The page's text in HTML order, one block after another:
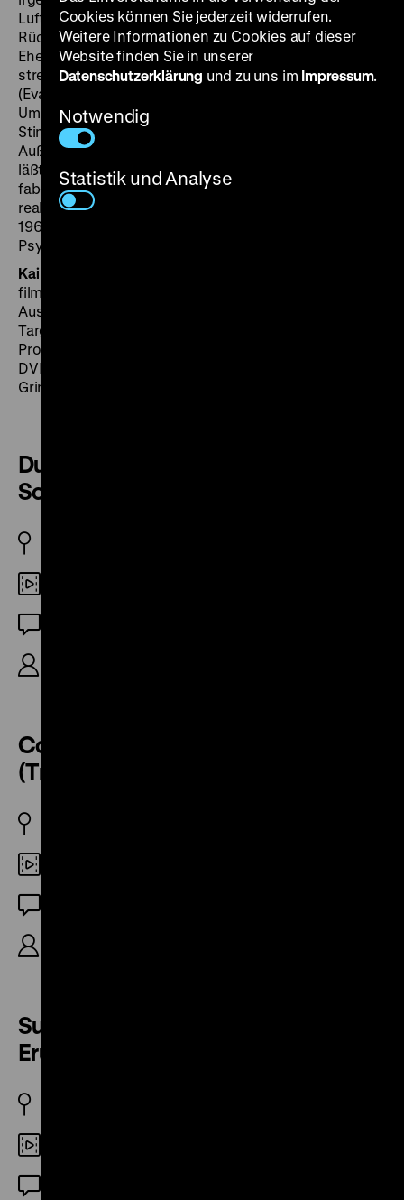
Luft und Licht. Man spricht über Sonderangebote und
Rückenschmerzen, den miesen Lohn, betrunkene
Ehemänner und den japanischen Film im Kino. Da
streut eine der Frauen das Gerücht, ihre Chefin Marta
(Eva Dahlbeck) sei lesbisch und pflege privaten
Umgang mit einzelnen Arbeiterinnen. Sofort kippt die
Stimmung. Hass und Ablehnung schlagen der
Außenseiterin Marta entgegen. „Der Däne Carlsen (…)
läßt – neben Eva Dahlbeck in der Hauptrolle – ein
fabelhaftes Sortiment ordinärer Typen auf vollkommen
realistischer Basis agieren“, so Elvira Reitze im August
1967 in
Psychologie verfeinert!“ (ps)
Kai Nowak
filmbezogene Materialien wie Prospekte, Plakate und
Aushangfotos. Mit seiner Kreuzberger Firma Media
Target Distribution hat er sich spezialisiert auf die
Produktion und den Vertrieb hochwertiger Blu-ray- und
DVD-Editionen, unter anderem von Eastern, Gialli und
Grindhouse-Filmen.
Du hou mi shi / Kung Fu-Brigade
Schwarzer Panther (Trailer)
Coffy / Coffy – Die Raubkatze
(Trailer)
Supervixens / Supervixens –
Eruption (Trailer)
Cookies können Sie jederzeit widerrufen.
Weitere Informationen zu Cookies auf dieser
Website finden Sie in unserer
Datenschutzerklärung und zu uns im Impressum.
Notwendig
Statistik und Analyse